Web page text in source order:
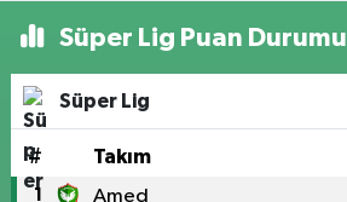
Süper Lig Puan Durumu
Süper Lig
# Takım
1 Amed